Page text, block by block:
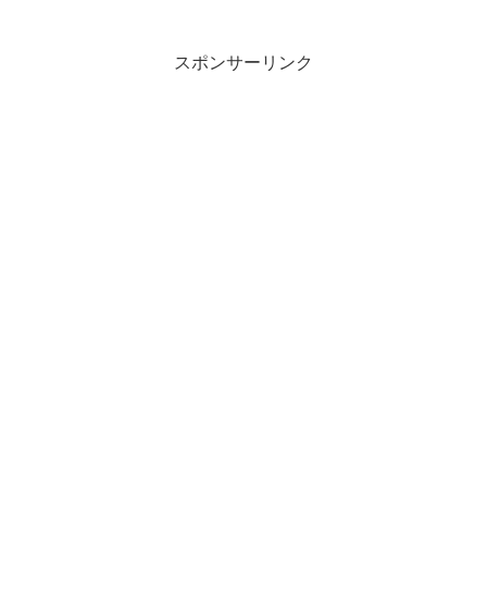
スポンサーリンク